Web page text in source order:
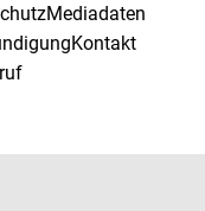
Mediadaten
Kontakt